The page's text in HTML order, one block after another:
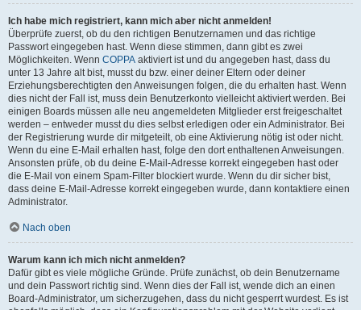
Ich habe mich registriert, kann mich aber nicht anmelden!
Überprüfe zuerst, ob du den richtigen Benutzernamen und das richtige
Passwort eingegeben hast. Wenn diese stimmen, dann gibt es zwei
Möglichkeiten. Wenn COPPA aktiviert ist und du angegeben hast, dass du
unter 13 Jahre alt bist, musst du bzw. einer deiner Eltern oder deiner
Erziehungsberechtigten den Anweisungen folgen, die du erhalten hast. Wenn
dies nicht der Fall ist, muss dein Benutzerkonto vielleicht aktiviert werden. Bei
einigen Boards müssen alle neu angemeldeten Mitglieder erst freigeschaltet
werden – entweder musst du dies selbst erledigen oder ein Administrator. Bei
der Registrierung wurde dir mitgeteilt, ob eine Aktivierung nötig ist oder nicht.
Wenn du eine E-Mail erhalten hast, folge den dort enthaltenen Anweisungen.
Ansonsten prüfe, ob du deine E-Mail-Adresse korrekt eingegeben hast oder
die E-Mail von einem Spam-Filter blockiert wurde. Wenn du dir sicher bist,
dass deine E-Mail-Adresse korrekt eingegeben wurde, dann kontaktiere einen
Administrator.
Nach oben
Warum kann ich mich nicht anmelden?
Dafür gibt es viele mögliche Gründe. Prüfe zunächst, ob dein Benutzername
und dein Passwort richtig sind. Wenn dies der Fall ist, wende dich an einen
Board-Administrator, um sicherzugehen, dass du nicht gesperrt wurdest. Es ist